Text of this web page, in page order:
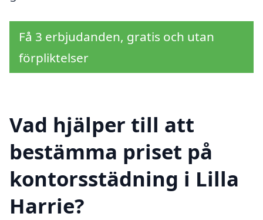
Få 3 erbjudanden, gratis och utan
förpliktelser
Vad hjälper till att
bestämma priset på
kontorsstädning i Lilla
Harrie?